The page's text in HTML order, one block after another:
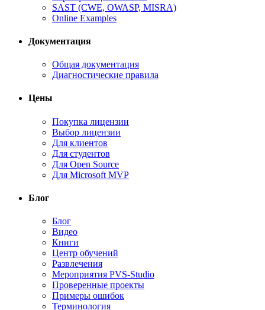
SAST (CWE, OWASP, MISRA)
Online Examples
Документация
Общая документация
Диагностические правила
Цены
Покупка лицензии
Выбор лицензии
Для клиентов
Для студентов
Для Open Source
Для Microsoft MVP
Блог
Блог
Видео
Книги
Центр обучений
Развлечения
Мероприятия PVS-Studio
Проверенные проекты
Примеры ошибок
Терминология